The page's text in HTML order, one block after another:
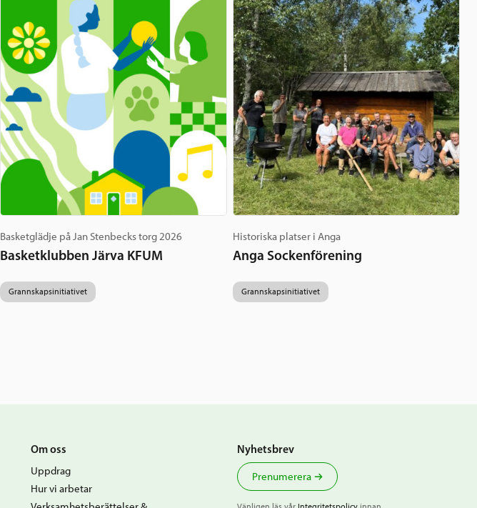
Basketglädje på Jan Stenbecks torg 2026
Basketklubben Järva KFUM
Grannskapsinitiativet
Historiska platser i Anga
Anga Sockenförening
Grannskapsinitiativet
Om oss
Uppdrag
Hur vi arbetar
Nyhetsbrev
Prenumerera